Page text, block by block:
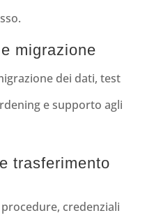
migrazione
dei dati, test
e supporto agli
trasferimento
credenziali